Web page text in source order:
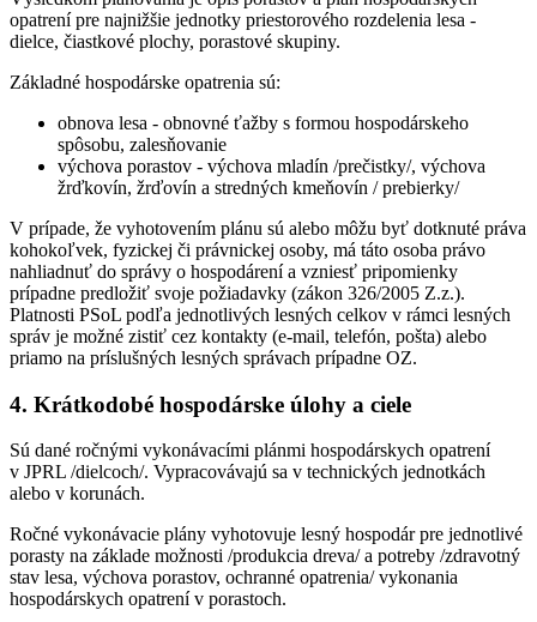
opatrení pre najnižšie jednotky priestorového rozdelenia lesa -
dielce, čiastkové plochy, porastové skupiny.
Základné hospodárske opatrenia sú:
obnova lesa - obnovné ťažby s formou hospodárskeho
spôsobu, zalesňovanie
výchova porastov - výchova mladín /prečistky/, výchova
žrďkovín, žrďovín a stredných kmeňovín / prebierky/
V prípade, že vyhotovením plánu sú alebo môžu byť dotknuté práva
kohokoľvek, fyzickej či právnickej osoby, má táto osoba právo
nahliadnuť do správy o hospodárení a vzniesť pripomienky
prípadne predložiť svoje požiadavky (zákon 326/2005 Z.z.).
Platnosti PSoL podľa jednotlivých lesných celkov v rámci lesných
správ je možné zistiť cez kontakty (e-mail, telefón, pošta) alebo
priamo na príslušných lesných správach prípadne OZ.
4. Krátkodobé hospodárske úlohy a ciele
Sú dané ročnými vykonávacími plánmi hospodárskych opatrení
v JPRL /dielcoch/. Vypracovávajú sa v technických jednotkách
alebo v korunách.
Ročné vykonávacie plány vyhotovuje lesný hospodár pre jednotlivé
porasty na základe možnosti /produkcia dreva/ a potreby /zdravotný
stav lesa, výchova porastov, ochranné opatrenia/ vykonania
hospodárskych opatrení v porastoch.